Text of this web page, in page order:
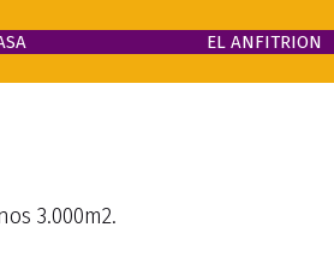
EL ANFITRION
3.000m2.